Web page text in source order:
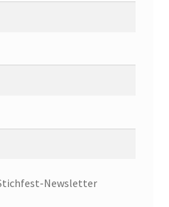
Newsletter